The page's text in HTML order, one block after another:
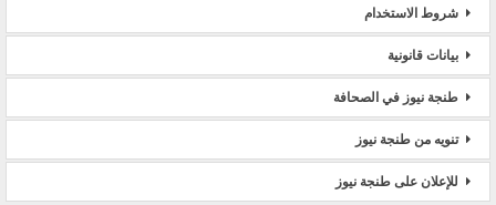
شروط الاستخدام
بيانات قانونية
طنجة نيوز في الصحافة
تنويه من طنجة نيوز
للإعلان على طنجة نيوز